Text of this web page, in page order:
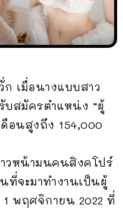
เมื่อนางแบบสาว
บสมัครตำแหน่ง “ผู้
อนสูงถึง 154,000
วหน้ามนคนสิงคโปร์
ที่จะมาทำงานเป็นผู้
พฤศจิกายน 2022 ที่